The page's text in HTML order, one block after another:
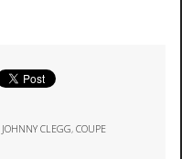
JOHNNY CLEGG,COUPE